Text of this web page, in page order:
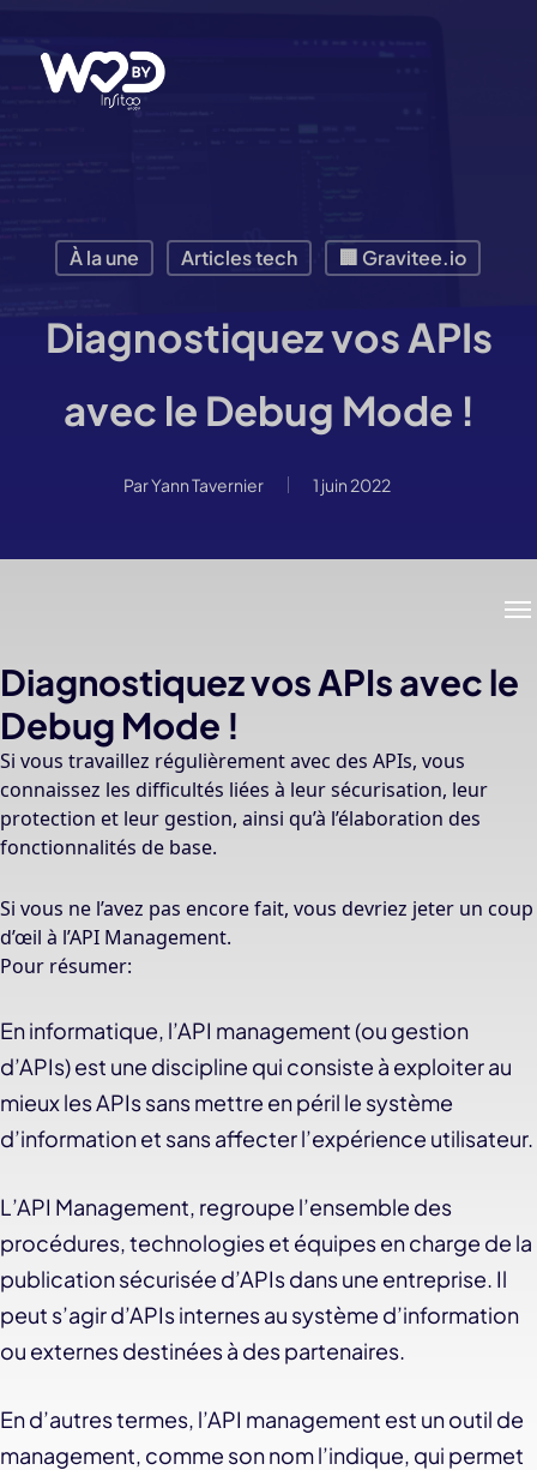
contenu
principal
À la une Articles tech 🏢 Gravitee.io
Diagnostiquez vos APIs
avec le Debug Mode !
ParYann Tavernier 1 juin 2022
Diagnostiquez vos APIs avec le
Debug Mode !
Si vous travaillez régulièrement avec des APIs, vous
connaissez les difficultés liées à leur sécurisation, leur
protection et leur gestion, ainsi qu’à l’élaboration des
fonctionnalités de base.
Si vous ne l’avez pas encore fait, vous devriez jeter un coup
d’œil à l’API Management.
Pour résumer:
En informatique, l’API management (ou gestion
d’APIs) est une discipline qui consiste à exploiter au
mieux les APIs sans mettre en péril le système
d’information et sans affecter l’expérience utilisateur.
L’API Management, regroupe l’ensemble des
procédures, technologies et équipes en charge de la
publication sécurisée d’APIs dans une entreprise. Il
peut s’agir d’APIs internes au système d’information
ou externes destinées à des partenaires.
En d’autres termes, l’API management est un outil de
management, comme son nom l’indique, qui permet